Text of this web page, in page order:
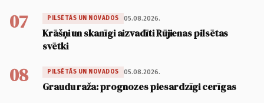
07 PILSĒTĀS UN NOVADOS 05.08.2026.
Krāšņi un skanīgi aizvadīti Rūjienas pilsētas
svētki
08 PILSĒTĀS UN NOVADOS 05.08.2026.
Graudu raža: prognozes piesardzīgi cerīgas